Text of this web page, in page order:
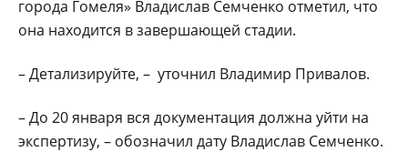
города Гомеля» Владислав Семченко отметил, что
она находится в завершающей стадии.
– Детализируйте, – уточнил Владимир Привалов.
– До 20 января вся документация должна уйти на
экспертизу, – обозначил дату Владислав Семченко.